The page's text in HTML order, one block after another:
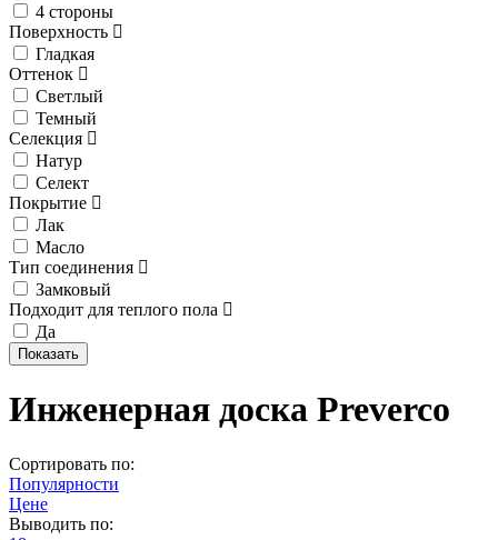
4 стороны
Поверхность
Гладкая
Оттенок
Светлый
Темный
Селекция
Натур
Селект
Покрытие
Лак
Масло
Тип соединения
Замковый
Подходит для теплого пола
Да
Инженерная доска Preverco
Сортировать по:
Популярности
Цене
Выводить по: